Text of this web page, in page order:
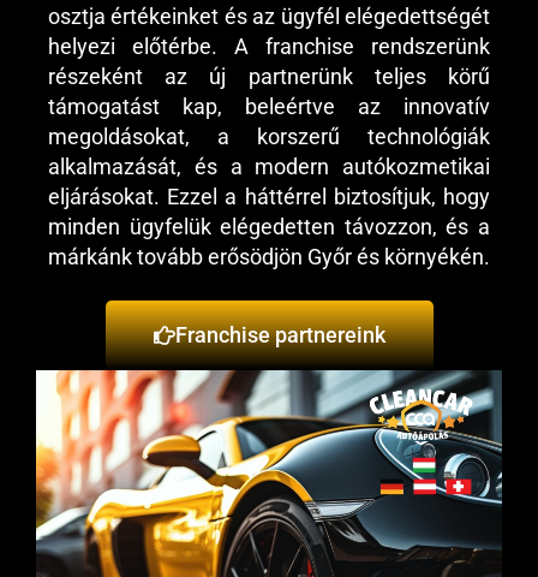
osztja értékeinket és az ügyfél elégedettségét
helyezi előtérbe. A franchise rendszerünk
részeként az új partnerünk teljes körű
támogatást kap, beleértve az innovatív
megoldásokat, a korszerű technológiák
alkalmazását, és a modern autókozmetikai
eljárásokat. Ezzel a háttérrel biztosítjuk, hogy
minden ügyfelük elégedetten távozzon, és a
márkánk tovább erősödjön Győr és környékén.
Franchise partnereink